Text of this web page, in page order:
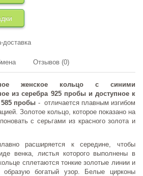
доставка
Отзывов (0)
женское кольцо с синими
из серебра 925 пробы и доступное к
585 пробы - отличается плавным изгибом
Золотое кольцо, которое показано на
с серьгами из красного золота и
расширяется к середине, чтобы
венка, листья которого выполнены в
сплетаются тонкие золотые линии и
образую богатый узор. Белые цирконы